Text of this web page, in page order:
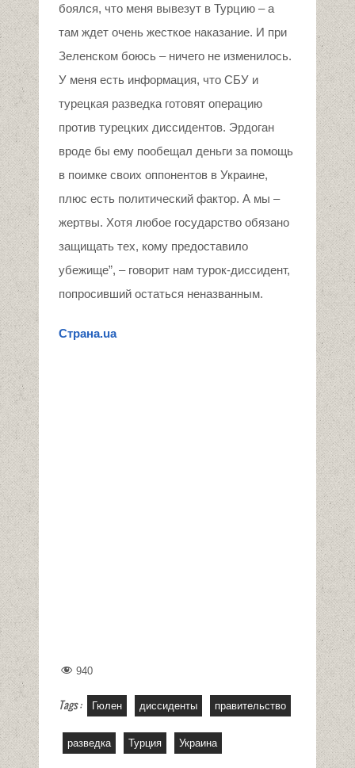
боялся, что меня вывезут в Турцию – а
там ждет очень жесткое наказание. И при
Зеленском боюсь – ничего не изменилось.
У меня есть информация, что СБУ и
турецкая разведка готовят операцию
против турецких диссидентов. Эрдоган
вроде бы ему пообещал деньги за помощь
в поимке своих оппонентов в Украине,
плюс есть политический фактор. А мы –
жертвы. Хотя любое государство обязано
защищать тех, кому предоставило
убежище”, – говорит нам турок-диссидент,
попросивший остаться неназванным.
Страна.ua
940
Tags : Гюлен диссиденты правительство
разведка Турция Украина